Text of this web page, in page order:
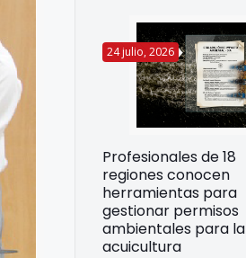
para
en
24 julio, 2026
Profesionales de 18
regiones conocen
herramientas para
gestionar permisos
ambientales para la
acuicultura